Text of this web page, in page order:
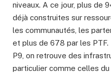
niveaux. A ce jour, plus de
déjà construites sur
les communautés, les
et plus de 678 par les PTF.
P9, on retrouve des
particulier comme celles